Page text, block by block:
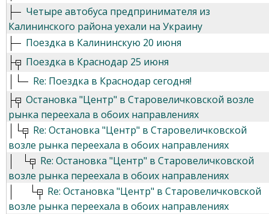
Четыре автобуса предпринимателя из
Калининского района уехали на Украину
Поездка в Калининскую 20 июня
Поездка в Краснодар 25 июня
Re: Поездка в Краснодар сегодня!
Остановка "Центр" в Старовеличковской возле
рынка переехала в обоих направлениях
Re: Остановка "Центр" в Старовеличковской
возле рынка переехала в обоих направлениях
Re: Остановка "Центр" в Старовеличковской
возле рынка переехала в обоих направлениях
Re: Остановка "Центр" в Старовеличковской
возле рынка переехала в обоих направлениях